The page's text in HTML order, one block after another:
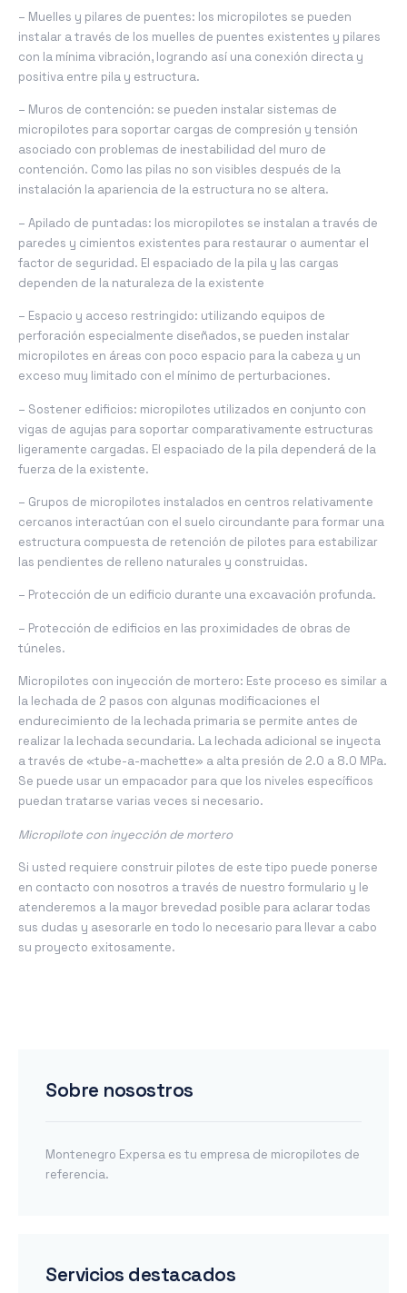
– Muelles y pilares de puentes: los micropilotes se pueden
instalar a través de los muelles de puentes existentes y pilares
con la mínima vibración, logrando así una conexión directa y
positiva entre pila y estructura.
– Muros de contención: se pueden instalar sistemas de
micropilotes para soportar cargas de compresión y tensión
asociado con problemas de inestabilidad del muro de
contención. Como las pilas no son visibles después de la
instalación la apariencia de la estructura no se altera.
– Apilado de puntadas: los micropilotes se instalan a través de
paredes y cimientos existentes para restaurar o aumentar el
factor de seguridad. El espaciado de la pila y las cargas
dependen de la naturaleza de la existente
– Espacio y acceso restringido: utilizando equipos de
perforación especialmente diseñados, se pueden instalar
micropilotes en áreas con poco espacio para la cabeza y un
exceso muy limitado con el mínimo de perturbaciones.
– Sostener edificios: micropilotes utilizados en conjunto con
vigas de agujas para soportar comparativamente estructuras
ligeramente cargadas. El espaciado de la pila dependerá de la
fuerza de la existente.
– Grupos de micropilotes instalados en centros relativamente
cercanos interactúan con el suelo circundante para formar una
estructura compuesta de retención de pilotes para estabilizar
las pendientes de relleno naturales y construidas.
– Protección de un edificio durante una excavación profunda.
– Protección de edificios en las proximidades de obras de
túneles.
Micropilotes con inyección de mortero: Este proceso es similar a
la lechada de 2 pasos con algunas modificaciones el
endurecimiento de la lechada primaria se permite antes de
realizar la lechada secundaria. La lechada adicional se inyecta
a través de «tube-a-machette» a alta presión de 2.0 a 8.0 MPa.
Se puede usar un empacador para que los niveles específicos
puedan tratarse varias veces si necesario.
Micropilote con inyección de mortero
Si usted requiere construir pilotes de este tipo puede ponerse
en contacto con nosotros a través de nuestro formulario y le
atenderemos a la mayor brevedad posible para aclarar todas
sus dudas y asesorarle en todo lo necesario para llevar a cabo
su proyecto exitosamente.
Sobre nosostros
Montenegro Expersa es tu empresa de micropilotes de
referencia.
Servicios destacados